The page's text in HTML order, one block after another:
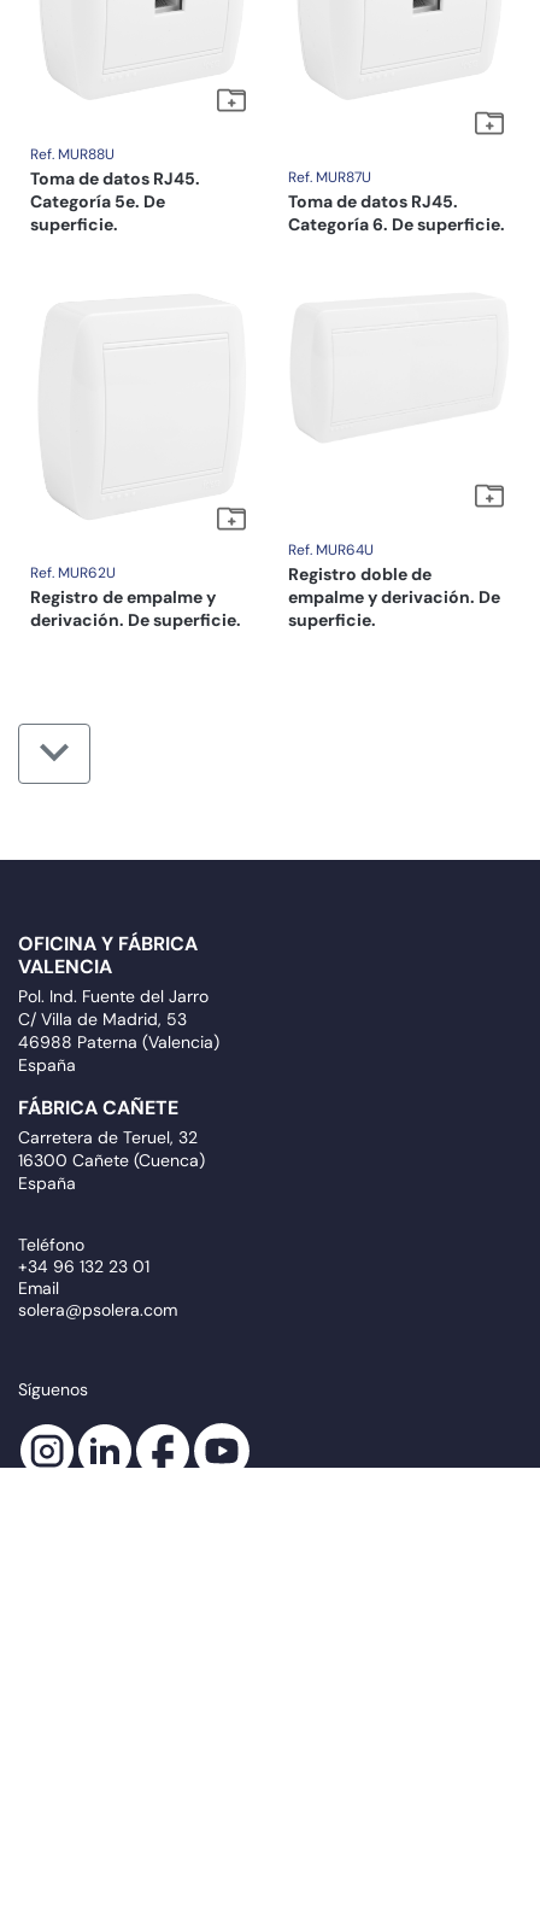
Ref. MUR88U
Toma de datos RJ45.
Categoría 5e. De
superficie.
Ref. MUR87U
Toma de datos RJ45.
Categoría 6. De superficie.
Ref. MUR62U
Registro de empalme y
derivación. De superficie.
Ref. MUR64U
Registro doble de
empalme y derivación. De
superficie.
OFICINA Y FÁBRICA
VALENCIA
Pol. Ind. Fuente del Jarro
C/ Villa de Madrid, 53
46988 Paterna (Valencia)
España
FÁBRICA CAÑETE
Carretera de Teruel, 32
16300 Cañete (Cuenca)
España
Teléfono
+34 96 132 23 01
Email
solera@psolera.com
Síguenos